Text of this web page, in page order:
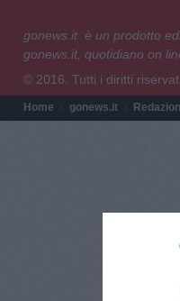
gonews.it è un prodotto
gonews.it, quotidiano on
© 2016. Tutti i diritti
Home gonews.it